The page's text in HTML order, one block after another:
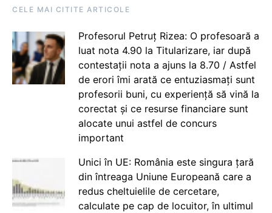
CELE MAI CITITE ARTICOLE
Profesorul Petruț Rizea: O profesoară a
luat nota 4.90 la Titularizare, iar după
contestații nota a ajuns la 8.70 / Astfel
de erori îmi arată ce entuziasmați sunt
profesorii buni, cu experiență să vină la
corectat și ce resurse financiare sunt
alocate unui astfel de concurs
important
Unici în UE: România este singura țară
din întreaga Uniune Europeană care a
redus cheltuielile de cercetare,
calculate pe cap de locuitor, în ultimul